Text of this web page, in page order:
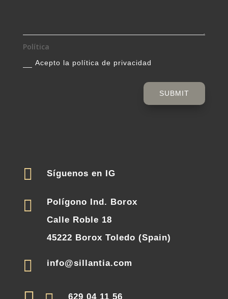
Política
Acepto la política de privacidad
SUBMIT
 Síguenos en IG

Polígono Ind. Borox
Calle Roble 18
45222 Borox Toledo (Spain)
 info@sillantia.com
629 04 11 56